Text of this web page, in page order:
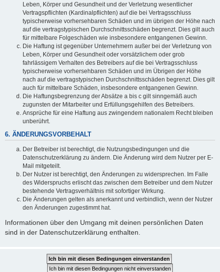
Leben, Körper und Gesundheit und der Verletzung wesentlicher
Vertragspflichten (Kardinalpflichten) auf die bei Vertragsschluss
typischerweise vorhersehbaren Schäden und im übrigen der Höhe nach
auf die vertragstypischen Durchschnittsschäden begrenzt. Dies gilt auch
für mittelbare Folgeschäden wie insbesondere entgangenen Gewinn.
Die Haftung ist gegenüber Unternehmern außer bei der Verletzung von
Leben, Körper und Gesundheit oder vorsätzlichem oder grob
fahrlässigem Verhalten des Betreibers auf die bei Vertragsschluss
typischerweise vorhersehbaren Schäden und im Übrigen der Höhe
nach auf die vertragstypischen Durchschnittsschäden begrenzt. Dies gilt
auch für mittelbare Schäden, insbesondere entgangenen Gewinn.
Die Haftungsbegrenzung der Absätze a bis c gilt sinngemäß auch
zugunsten der Mitarbeiter und Erfüllungsgehilfen des Betreibers.
Ansprüche für eine Haftung aus zwingendem nationalem Recht bleiben
unberührt.
6. ÄNDERUNGSVORBEHALT
Der Betreiber ist berechtigt, die Nutzungsbedingungen und die
Datenschutzerklärung zu ändern. Die Änderung wird dem Nutzer per E-
Mail mitgeteilt.
Der Nutzer ist berechtigt, den Änderungen zu widersprechen. Im Falle
des Widerspruchs erlischt das zwischen dem Betreiber und dem Nutzer
bestehende Vertragsverhältnis mit sofortiger Wirkung.
Die Änderungen gelten als anerkannt und verbindlich, wenn der Nutzer
den Änderungen zugestimmt hat.
Informationen über den Umgang mit deinen persönlichen Daten
sind in der Datenschutzerklärung enthalten.